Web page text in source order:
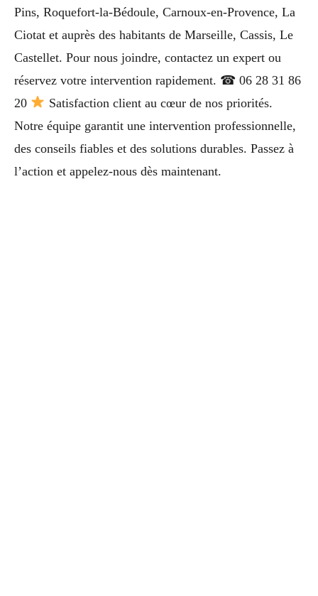
Pins, Roquefort-la-Bédoule, Carnoux-en-Provence, La
Ciotat et auprès des habitants de Marseille, Cassis, Le
Castellet. Pour nous joindre, contactez un expert ou
réservez votre intervention rapidement. ☎ 06 28 31 86
20
Satisfaction client au cœur de nos priorités.
Notre équipe garantit une intervention professionnelle,
des conseils fiables et des solutions durables. Passez à
l’action et appelez-nous dès maintenant.